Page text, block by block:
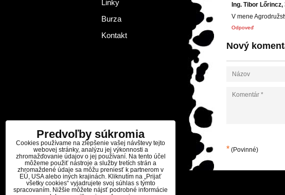
Linky
Burza
Kontakt
Ing. Tibor Lőrincz,
V mene
Odpoveď
Nový
* (Povinné)
Predvoľby súkromia
Cookies používame na zlepšenie vašej návštevy tejto
webovej stránky, analýzu jej výkonnosti a
zhromažďovanie údajov o jej používaní. Na tento účel
môžeme použiť nástroje a služby tretích strán a
zhromaždené údaje sa môžu preniesť k partnerom v
EÚ, USA alebo iných krajinách. Kliknutím na „Prijať
všetky cookies“ vyjadrujete svoj súhlas s týmto
spracovaním. Nižšie môžete nájsť podrobné informácie